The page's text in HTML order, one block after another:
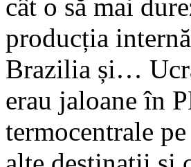
cât o să mai
producția
Brazilia și…
erau jaloane în
termocentrale